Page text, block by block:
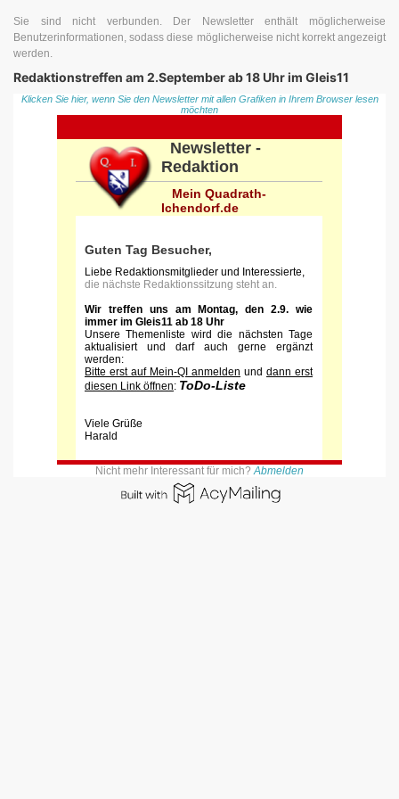
Sie sind nicht verbunden. Der Newsletter enthält möglicherweise
Benutzerinformationen, sodass diese möglicherweise nicht korrekt angezeigt
werden.
Redaktionstreffen am 2.September ab 18 Uhr im Gleis11